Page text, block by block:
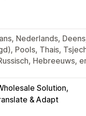
Nederlands,
Pools, Thais,
Hebreeuws,
Solution
& Adapt